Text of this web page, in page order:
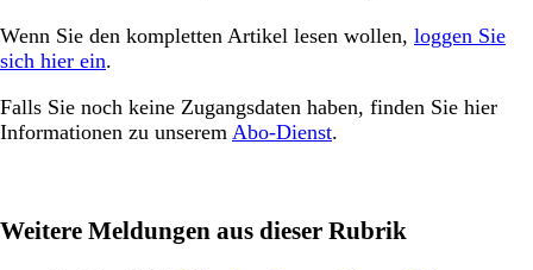
Wenn Sie den kompletten Artikel lesen wollen, loggen Sie
sich hier ein.
Falls Sie noch keine Zugangsdaten haben, finden Sie hier
Informationen zu unserem Abo-Dienst.
Weitere Meldungen aus dieser Rubrik